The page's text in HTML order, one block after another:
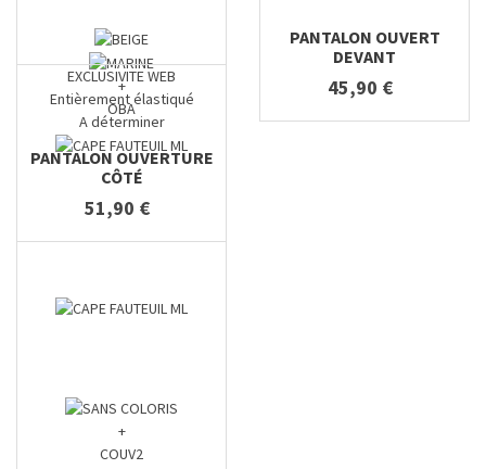
+
OBA
PANTALON OUVERTURE
CÔTÉ
51,90 €
PANTALON OUVERT
DEVANT
45,90 €
EXCLUSIVITE WEB
Entièrement élastiqué
A déterminer
+
COUV2